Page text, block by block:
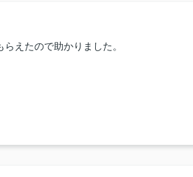
えたので助かりました。